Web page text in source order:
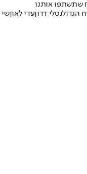
שתשתפו אותנו
הגדולנטלי דדוןעדי לאוןשי